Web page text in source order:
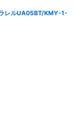
レルUA05BT/KMY-1-